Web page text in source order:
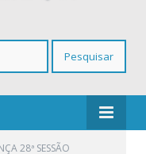
28ª SESSÃO